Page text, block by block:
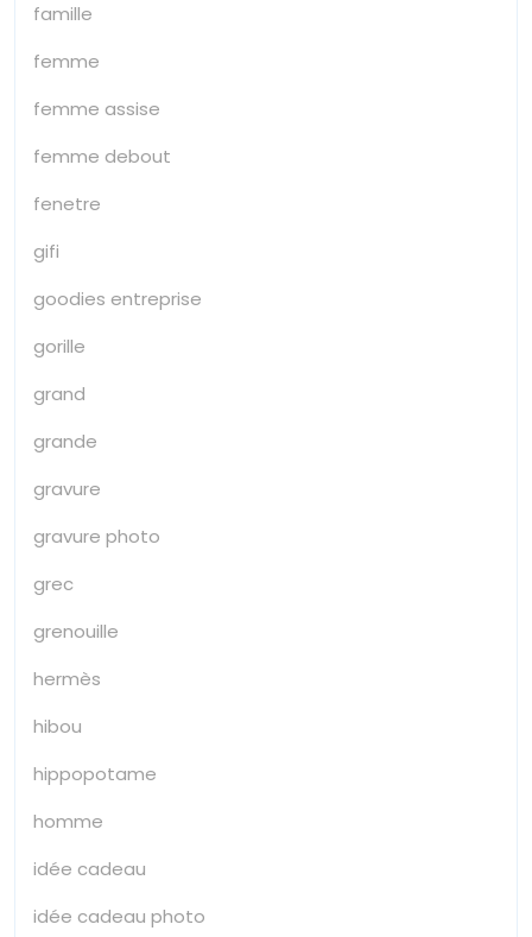
famille
femme
femme assise
femme debout
fenetre
gifi
goodies entreprise
gorille
grand
grande
gravure
gravure photo
grec
grenouille
hermès
hibou
hippopotame
homme
idée cadeau
idée cadeau photo